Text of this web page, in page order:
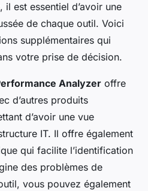
est essentiel d’avoir une
de chaque outil. Voici
supplémentaires qui
votre prise de décision.
Analyzer offre
d’autres produits
d’avoir une vue
IT. Il offre également
qui facilite l’identification
des problèmes de
vous pouvez également